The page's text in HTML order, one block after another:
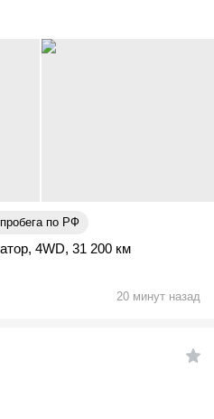
по РФ
, 4WD, 31 200 км
20 минут назад